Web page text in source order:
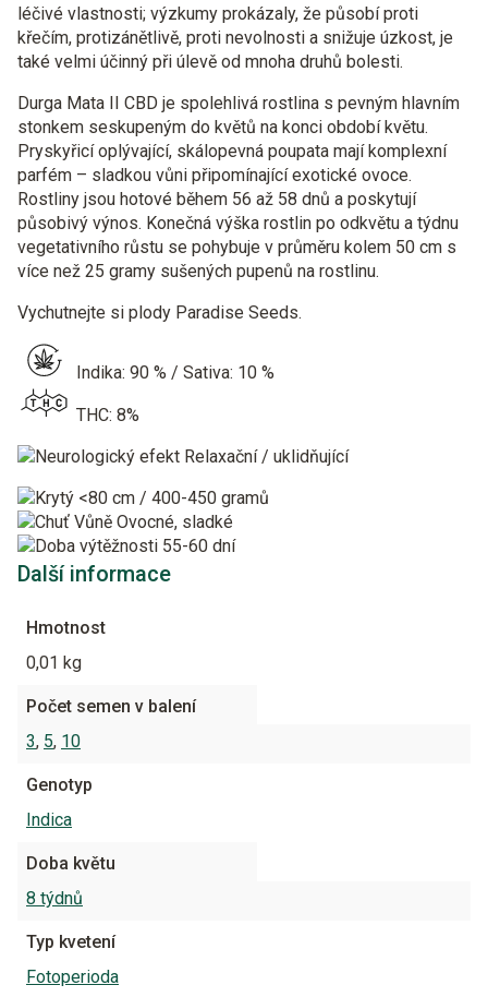
léčivé vlastnosti; výzkumy prokázaly, že působí proti
křečím, protizánětlivě, proti nevolnosti a snižuje úzkost, je
také velmi účinný při úlevě od mnoha druhů bolesti.
Durga Mata II CBD je spolehlivá rostlina s pevným hlavním
stonkem seskupeným do květů na konci období květu.
Pryskyřicí oplývající, skálopevná poupata mají komplexní
parfém – sladkou vůni připomínající exotické ovoce.
Rostliny jsou hotové během 56 až 58 dnů a poskytují
působivý výnos. Konečná výška rostlin po odkvětu a týdnu
vegetativního růstu se pohybuje v průměru kolem 50 cm s
více než 25 gramy sušených pupenů na rostlinu.
Vychutnejte si plody Paradise Seeds.
Indika: 90 % / Sativa: 10 %
THC: 8%
Relaxační / uklidňující
<80 cm / 400-450 gramů
Ovocné, sladké
55-60 dní
Další informace
Hmotnost
0,01 kg
Počet semen v balení
3, 5, 10
Genotyp
Indica
Doba květu
8 týdnů
Typ kvetení
Fotoperioda